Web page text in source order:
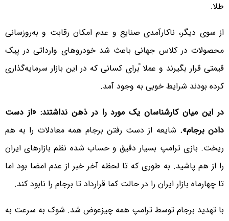
طلا.
از سوی دیگر، ناکارآمدی صنایع و عدم امکان رقابت و به‌روزسانی
محصولات در کلاس جهانی باعث شد خودروهای وارداتی در پیک
قیمتی قرار بگیرند و عملا ًبرای کسانی که در این بازار سرمایه‌گذاری
کرده بودند شرایط خوبی به وجود آمد.
در این میان کارشناسان یک مورد را در ذهن نداشتند: «از دست
دادن برجام». شایعه از دست رفتن برجام همه معادلات را به هم
ریخت. بازی ترامپ بسیار دقیق و حساب شده نظم بازارهای ایران
را از هم پاشید. به طوری که تا لحظه آخر خبر از عدم امضا بود اما
تا چهارماه بازار ایران را در حالت کما قرارداد تا برجام را نابود کند.
با تهدید برجام توسط ترامپ همه چیزعوض شد. شوک به سرعت به